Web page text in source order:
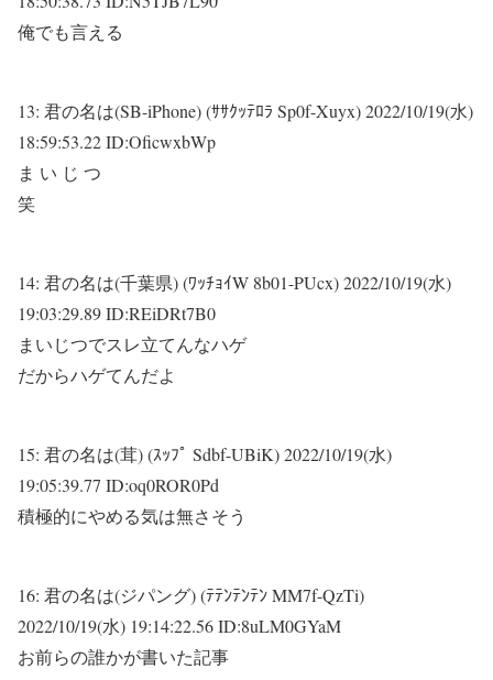
俺でも言える
13: 君の名は(SB-iPhone) (ｻｻｸｯﾃﾛﾗ Sp0f-Xuyx)2022/10/19(水)
18:59:53.22 ID:OficwxbWp
ま い じ つ
笑
14: 君の名は(千葉県) (ﾜｯﾁｮｲW 8b01-PUcx)2022/10/19(水)
19:03:29.89 ID:REiDRt7B0
まいじつでスレ立てんなハゲ
だからハゲてんだよ
15: 君の名は(茸) (ｽｯﾌﾟ Sdbf-UBiK)2022/10/19(水)
19:05:39.77 ID:oq0ROR0Pd
積極的にやめる気は無さそう
16: 君の名は(ジパング) (ﾃﾃﾝﾃﾝﾃﾝ MM7f-QzTi)
2022/10/19(水) 19:14:22.56 ID:8uLM0GYaM
お前らの誰かが書いた記事